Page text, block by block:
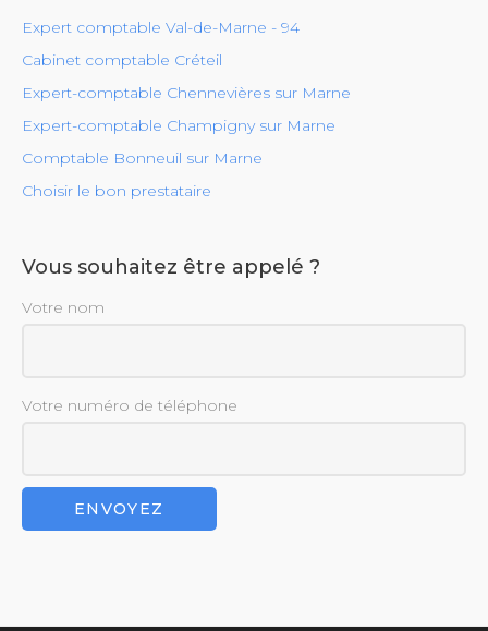
Expert comptable Val-de-Marne - 94
Cabinet comptable Créteil
Expert-comptable Chennevières sur Marne
Expert-comptable Champigny sur Marne
Comptable Bonneuil sur Marne
Choisir le bon prestataire
Vous souhaitez être appelé ?
Votre nom
Votre numéro de téléphone